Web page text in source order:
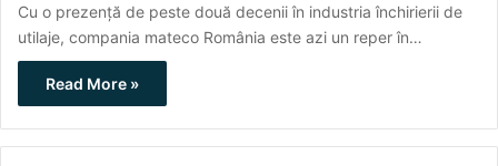
Cu o prezență de peste două decenii în industria închirierii de
utilaje, compania mateco România este azi un reper în…
Read More »